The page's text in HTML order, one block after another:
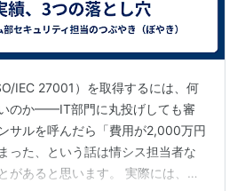
IEC 27001）を取得するには、何
のか——IT部門に丸投げしても審
サルを呼んだら「費用が2,000万円
った、という話は情シス担当者な
があると思います。 実際には、業